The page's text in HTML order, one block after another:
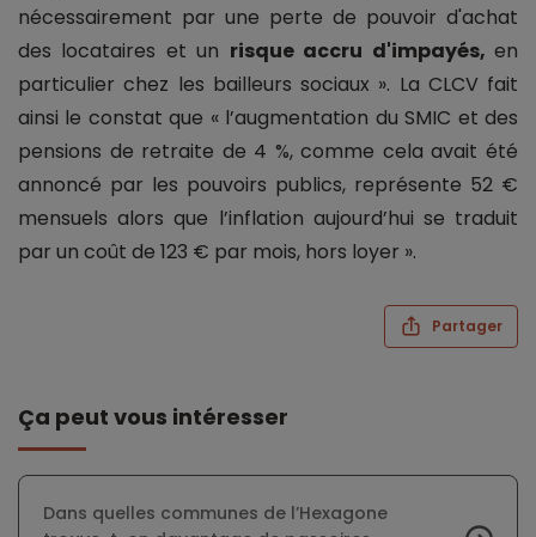
nécessairement par une perte de pouvoir d'achat
des locataires et un risque accru d'impayés,en
particulier chez les bailleurs sociaux ». La CLCV fait
ainsi le constat que « l’augmentation du SMIC et des
pensions de retraite de 4 %, comme cela avait été
annoncé par les pouvoirs publics, représente 52 €
mensuels alors que l’inflation aujourd’hui se traduit
par un coût de 123 € par mois, hors loyer ».
Partager
Ça peut vous intéresser
Dans quelles communes de l’Hexagone